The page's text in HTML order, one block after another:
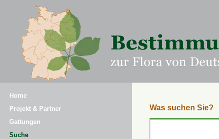
Home
Projekt & Partner
Gattungen
Suche
Was suchen Sie?